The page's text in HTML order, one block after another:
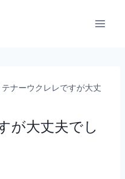
テナーウクレレですが大丈
が大丈夫でし